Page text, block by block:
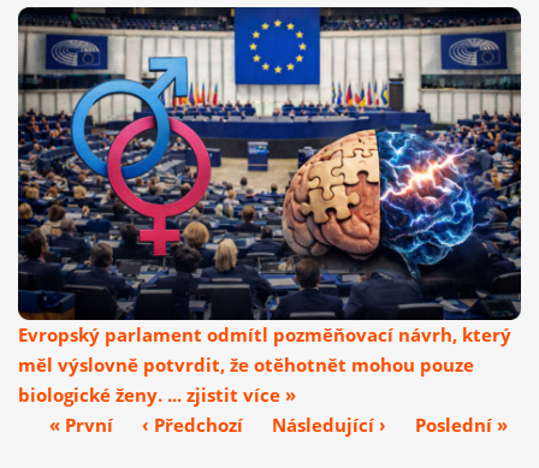
Evropský parlament odmítl pozměňovací návrh, který
měl výslovně potvrdit, že otěhotnět mohou pouze
biologické ženy. ... zjistit více »
« První
‹ Předchozí Následující › Poslední »